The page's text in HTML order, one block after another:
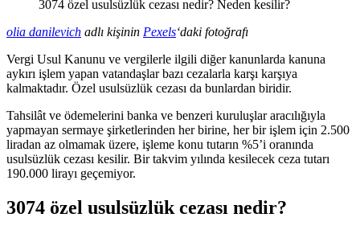
3074 özel usulsüzlük cezası nedir? Neden kesilir?
olia danilevich adlı kişinin Pexels‘daki fotoğrafı
Vergi Usul Kanunu ve vergilerle ilgili diğer kanunlarda kanuna
aykırı işlem yapan vatandaşlar bazı cezalarla karşı karşıya
kalmaktadır. Özel usulsüzlük cezası da bunlardan biridir.
Tahsilât ve ödemelerini banka ve benzeri kuruluşlar aracılığıyla
yapmayan sermaye şirketlerinden her birine, her bir işlem için 2.500
liradan az olmamak üzere, işleme konu tutarın %5’i oranında
usulsüzlük cezası kesilir. Bir takvim yılında kesilecek ceza tutarı
190.000 lirayı geçemiyor.
3074 özel usulsüzlük cezası nedir?